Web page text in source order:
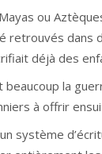
ou
retrouvés dans
déjà des
beaucoup la
à offrir
système